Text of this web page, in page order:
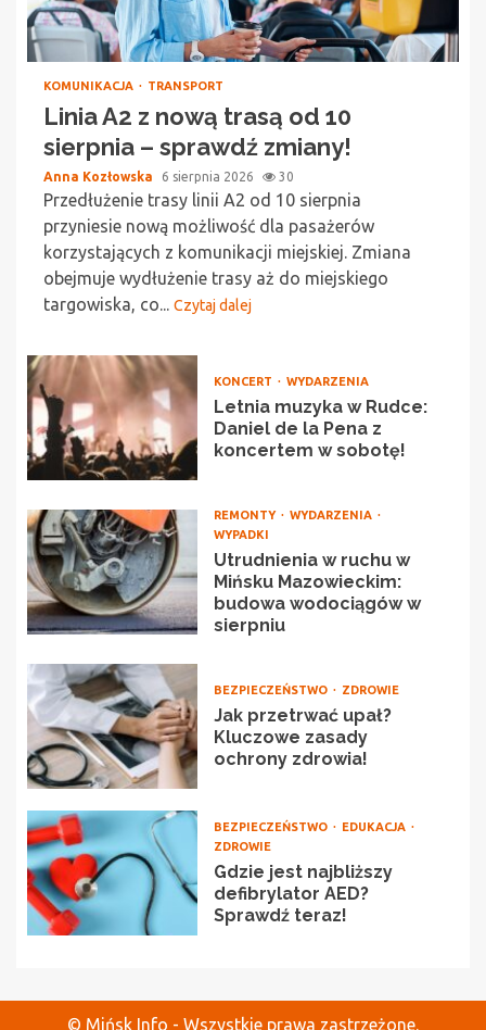
KOMUNIKACJA TRANSPORT
Linia A2 z nową trasą od 10
sierpnia – sprawdź zmiany!
Anna Kozłowska 6 sierpnia 2026 30
Przedłużenie trasy linii A2 od 10 sierpnia
przyniesie nową możliwość dla pasażerów
korzystających z komunikacji miejskiej. Zmiana
obejmuje wydłużenie trasy aż do miejskiego
targowiska, co... Czytaj dalej
KONCERT WYDARZENIA
Letnia muzyka w Rudce:
Daniel de la Pena z
koncertem w sobotę!
REMONTY
WYDARZENIA
WYPADKI
Utrudnienia w ruchu w
Mińsku Mazowieckim:
budowa wodociągów w
sierpniu
BEZPIECZEŃSTWO ZDROWIE
Jak przetrwać upał?
Kluczowe zasady
ochrony zdrowia!
BEZPIECZEŃSTWO
EDUKACJA
ZDROWIE
Gdzie jest najbliższy
defibrylator AED?
Sprawdź teraz!
© Mińsk Info - Wszystkie prawa zastrzeżone.